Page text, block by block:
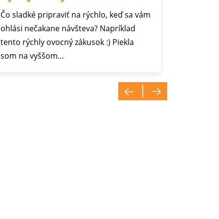
Čo sladké pripraviť na rýchlo, keď sa vám
ohlási nečakane návšteva? Napríklad
tento rýchly ovocný zákusok :) Piekla
som na vyššom…